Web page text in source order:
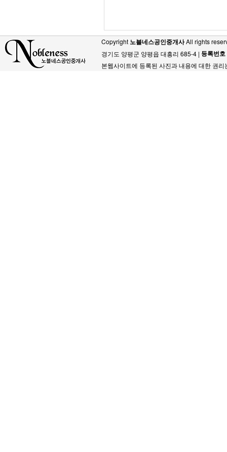
Copyright 노블네스공인중개사All rights
경기도 양평군 양평읍 대흥리 685-4 | 등록번호
본웹사이트에 등록된 사진과 내용에 대한 권